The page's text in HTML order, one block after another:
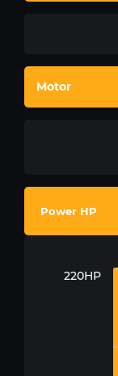
Motor
Power HP
220HP